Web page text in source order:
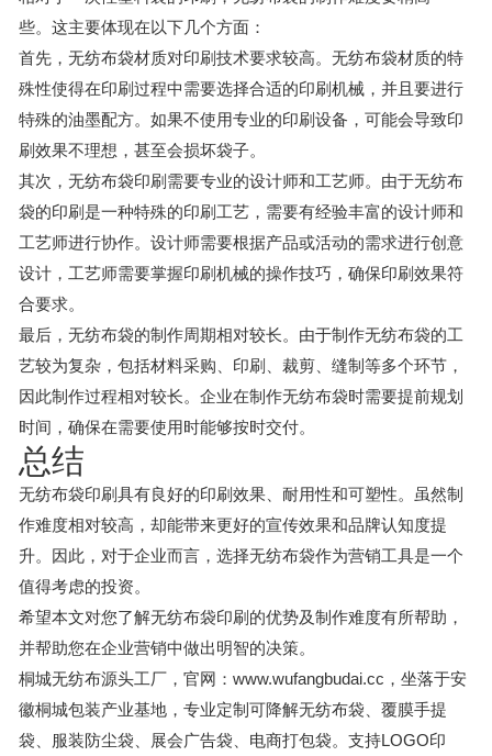
些。这主要体现在以下几个方面：
首先，无纺布袋材质对印刷技术要求较高。无纺布袋材质的特
殊性使得在印刷过程中需要选择合适的印刷机械，并且要进行
特殊的油墨配方。如果不使用专业的印刷设备，可能会导致印
刷效果不理想，甚至会损坏袋子。
其次，无纺布袋印刷需要专业的设计师和工艺师。由于无纺布
袋的印刷是一种特殊的印刷工艺，需要有经验丰富的设计师和
工艺师进行协作。设计师需要根据产品或活动的需求进行创意
设计，工艺师需要掌握印刷机械的操作技巧，确保印刷效果符
合要求。
最后，无纺布袋的制作周期相对较长。由于制作无纺布袋的工
艺较为复杂，包括材料采购、印刷、裁剪、缝制等多个环节，
因此制作过程相对较长。企业在制作无纺布袋时需要提前规划
时间，确保在需要使用时能够按时交付。
总结
无纺布袋印刷具有良好的印刷效果、耐用性和可塑性。虽然制
作难度相对较高，却能带来更好的宣传效果和品牌认知度提
升。因此，对于企业而言，选择无纺布袋作为营销工具是一个
值得考虑的投资。
希望本文对您了解无纺布袋印刷的优势及制作难度有所帮助，
并帮助您在企业营销中做出明智的决策。
桐城无纺布源头工厂，官网：www.wufangbudai.cc，坐落于安
徽桐城包装产业基地，专业定制可降解无纺布袋、覆膜手提
袋、服装防尘袋、展会广告袋、电商打包袋。支持LOGO印